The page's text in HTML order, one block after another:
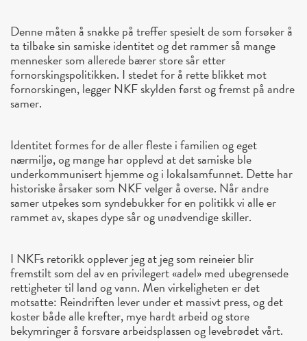
Denne måten å snakke på treffer spesielt de som forsøker å
ta tilbake sin samiske identitet og det rammer så mange
mennesker som allerede bærer store sår etter
fornorskingspolitikken. I stedet for å rette blikket mot
fornorskingen, legger NKF skylden først og fremst på andre
samer.
Identitet formes for de aller fleste i familien og eget
nærmiljø, og mange har opplevd at det samiske ble
underkommunisert hjemme og i lokalsamfunnet. Dette har
historiske årsaker som NKF velger å overse. Når andre
samer utpekes som syndebukker for en politikk vi alle er
rammet av, skapes dype sår og unødvendige skiller.
I NKFs retorikk opplever jeg at jeg som reineier blir
fremstilt som del av en privilegert «adel» med ubegrensede
rettigheter til land og vann. Men virkeligheten er det
motsatte: Reindriften lever under et massivt press, og det
koster både alle krefter, mye hardt arbeid og store
bekymringer å forsvare arbeidsplassen og levebrødet vårt.